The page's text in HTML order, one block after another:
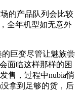
的产品队列会比较
全年机型如无意外
巨变尽管让魅族尝
面临这样那样的困
售，过程中nubia悄
拿到足够的货，后